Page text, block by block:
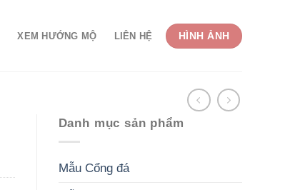
XEM HƯỚNG MỘ LIÊN HỆ HÌNH ẢNH
Danh mục sản phẩm
Mẫu Cổng đá